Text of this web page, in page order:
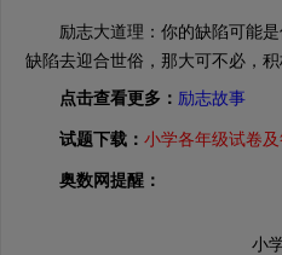
励志大道理：你的缺陷可能是
缺陷去迎合世俗，那大可不必，
点击查看更多： 励志故事
试题下载： 小学各年级试卷
奥数网提醒：
小